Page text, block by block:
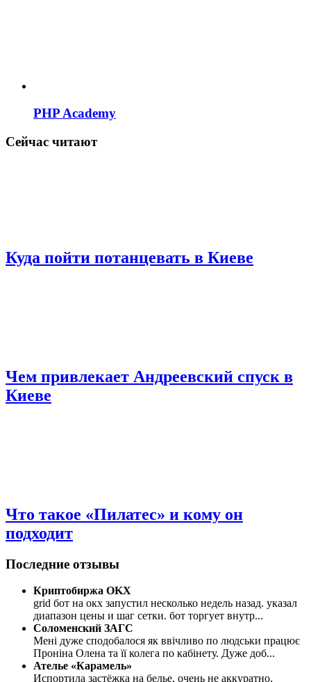
PHP Academy
Сейчас читают
Куда пойти потанцевать в Киеве
Чем привлекает Андреевский спуск в
Киеве
Что такое «Пилатес» и кому он
подходит
Последние отзывы
Криптобиржа OKX
grid бот на окх запустил несколько недель назад. указал
диапазон цены и шаг сетки. бот торгует внутр...
Соломенский ЗАГС
Мені дуже сподобалося як ввічливо по людськи працює
Проніна Олена та її колега по кабінету. Дуже доб...
Ателье «Карамель»
Испортила застёжка на белье, очень не аккуратно,